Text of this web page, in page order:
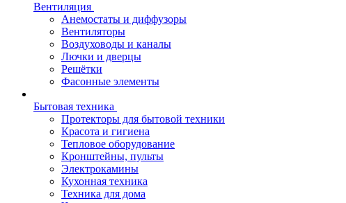
Вентиляция
Анемостаты и диффузоры
Вентиляторы
Воздуховоды и каналы
Лючки и дверцы
Решётки
Фасонные элементы
Бытовая техника
Протекторы для бытовой техники
Красота и гигиена
Тепловое оборудование
Кронштейны, пульты
Электрокамины
Кухонная техника
Техника для дома